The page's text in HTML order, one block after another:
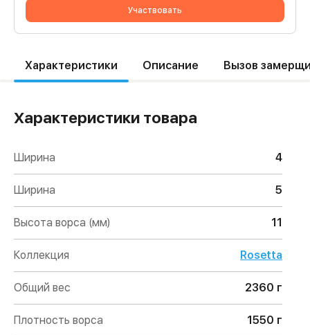
Участвовать
Характеристики Описание Вызов
Характеристики товара
Ширина 4
Ширина 5
Высота ворса (мм) 11
Коллекция Rosetta
Общий вес 2360 г
Плотность ворса 1550 г